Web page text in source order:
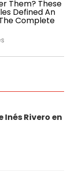
Inés Rivero en